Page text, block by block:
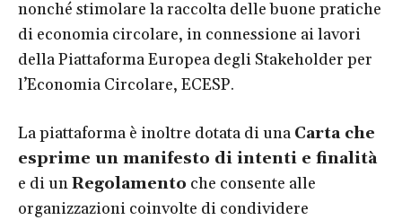
nonché stimolare la raccolta delle buone pratiche
di economia circolare, in connessione ai lavori
della Piattaforma Europea degli Stakeholder per
l’Economia Circolare, ECESP.
La piattaforma è inoltre dotata di una Carta che
esprime un manifesto di intenti e finalità
e di unRegolamento che consente alle
organizzazioni coinvolte di condividere